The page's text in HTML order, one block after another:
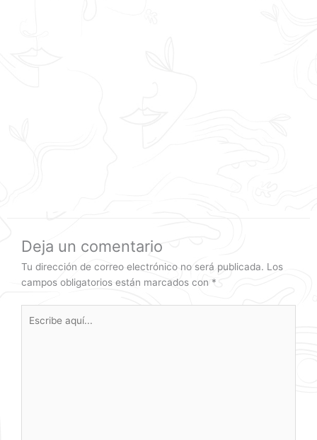
Deja un comentario
Tu dirección de correo electrónico no será publicada. Los
campos obligatorios están marcados con *
aquí...